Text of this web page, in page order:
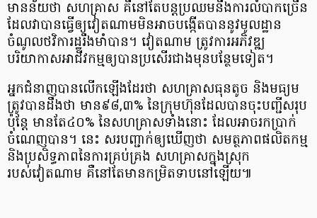
មានន័យថា សហគ្រាស គឺនៅតែ​បន្ត​ប្រឈម​នឹង​ការលំបាកច្រើន
ដែលវា​បានធ្វើឲ្យ​វៀតណាម​មិនអាច​បង្កើតបាន​នូវមូលដ្ឋាន​
ចំណូល​ថវិការដ្ឋ​រឹងមាំបាន។ វៀតណាម ត្រូវការ​អភិវឌ្ឍ​
បរិយាកាស​អាជីវកម្ម​ឲ្យបាន​ប្រសើរជាង​មុន​បន្ថែមទៀត។
អ្នកជំនាញ​បាន​លើកឡើងដែរថា សហគ្រាស​ធុនតូច និងមធ្យម​
ត្រូវបានដឹងថា មាន​៩៨,៣% នៃ​ក្រុមហ៊ុន​ដែលបាន​ចុះបញ្ជី​សរុប
ប៉ុន្ដែ មានតែ​៤០% នៃសហគ្រាសទាំងនោះ ដែលអាច​រក​ប្រាក់​
ចំណេញបាន។ នេះ សរបញ្ជាក់ឲ្យឃើញថា សមត្ថភាព​ផលិតកម្ម
និងប្រសិទ្ធភាព​នៃការគ្រប់គ្រង សហគ្រាស​ក្នុងស្រុក​
របស់វៀតណាម គឺនៅតែមាន​កម្រិតទាប​នៅឡើយ៕